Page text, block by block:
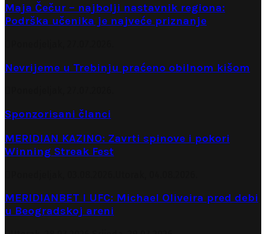
Maja Čečur – najbolji nastavnik regiona:
Podrška učenika je najveće priznanje
Nevrijeme u Trebinju praćeno obilnom kišom
Sponzorisani članci
MERIDIAN KAZINO: Zavrti spinove i pokori
Winning Streak Fest
MERIDIANBET I UFC: Michael Oliveira pred debi
u Beogradskoj areni